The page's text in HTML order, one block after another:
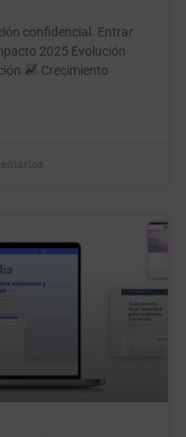
confidencial. Entrar
2025 Evolución
Crecimiento